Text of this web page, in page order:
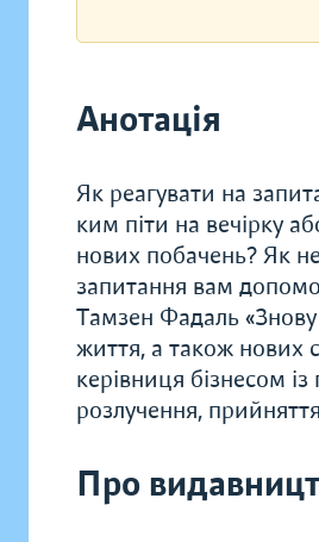
Анотація
Як реагувати на
ким піти на вечірку
нових побачень? Як
запитання вам
Тамзен Фадаль
життя, а також нових
керівниця бізнесом
розлучення,
Про